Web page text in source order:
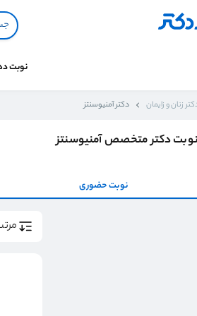
نوبت
زنان و زایمان دکتر آمنیوسنتز
دکتر متخصص آمنیوسنتز
نوبت حضوری